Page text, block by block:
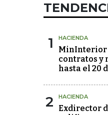
1 HACIENDA
MinInterior
contratos y
hasta el 20
2 HACIENDA
Exdirector